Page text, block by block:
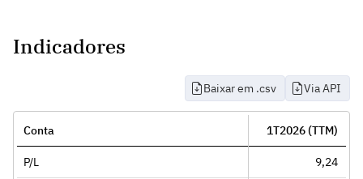
Indicadores
Baixar em .csv Via API
Conta 1T2026 (TTM)
P/L 9,24